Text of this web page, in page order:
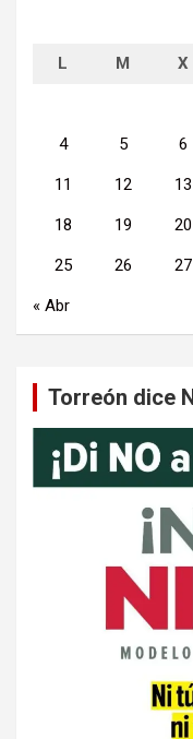
L M X
4 5 6
11 12 13
18 19 20
25 26 27
« Abr
Torreón dice